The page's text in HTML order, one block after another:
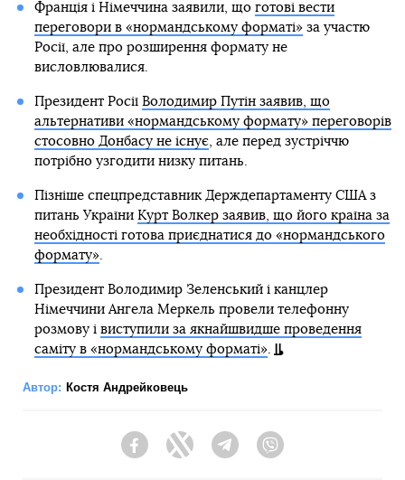
Франція і Німеччина заявили, що готові вести
переговори в «нормандському форматі»за участю
Росії, але про розширення формату не
висловлювалися.
Президент Росії Володимир Путін заявив, що
альтернативи «нормандському формату» переговорів
стосовно Донбасу не існує, але перед зустріччю
потрібно узгодити низку питань.
Пізніше спецпредставник Держдепартаменту США з
питань України Курт Волкер заявив, що його країна за
необхідності готова приєднатися до «нормандського
формату».
Президент Володимир Зеленський і канцлер
Німеччини Ангела Меркель провели телефонну
розмову і виступили за якнайшвидше проведення
саміту в «нормандському форматі».
Автор: Костя Андрейковець
FacebookTwitter Telegram